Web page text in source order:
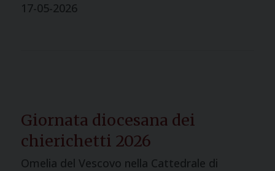
17-05-2026
Giornata diocesana dei
chierichetti 2026
Omelia del Vescovo nella Cattedrale di